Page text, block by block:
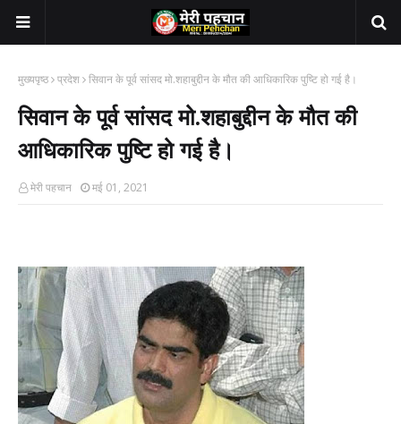
मुख्यपृष्ठ प्रदेश सिवान के पूर्व सांसद मो.शहाबुद्दीन के मौत की आधिकारिक पुष्टि हो गई है।
सिवान के पूर्व सांसद मो.शहाबुद्दीन के मौत की
आधिकारिक पुष्टि हो गई है।
मेरी पहचान मई 01, 2021